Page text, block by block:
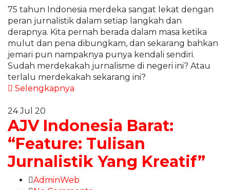
75 tahun Indonesia merdeka sangat lekat dengan
peran jurnalistik dalam setiap langkah dan
derapnya. Kita pernah berada dalam masa ketika
mulut dan pena dibungkam, dan sekarang bahkan
jemari pun nampaknya punya kendali sendiri.
Sudah merdekakah jurnalisme di negeri ini? Atau
terlalu merdekakah sekarang ini?
Selengkapnya
24 Jul 20
AJV Indonesia Barat:
“Feature: Tulisan
Jurnalistik Yang Kreatif”
AdminWeb